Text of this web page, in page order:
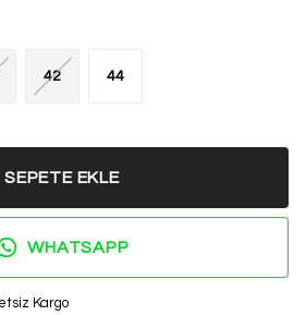
42 44
SEPETE EKLE
WHATSAPP
Kargo